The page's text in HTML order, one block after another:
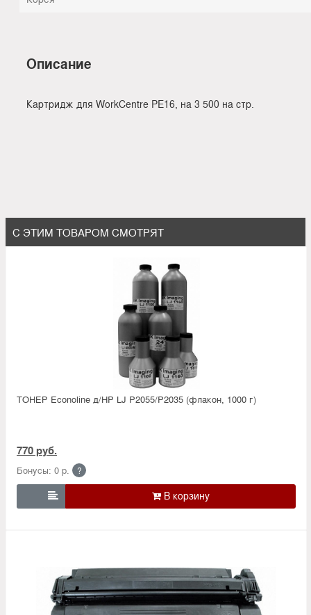
Описание
Картридж для WorkCentre PE16, на 3 500 на стр.
С ЭТИМ ТОВАРОМ СМОТРЯТ
ТОНЕР Econoline д/HP LJ P2055/P2035 (флакон, 1000 г)
770 руб.
Бонусы: 0 р. ?
